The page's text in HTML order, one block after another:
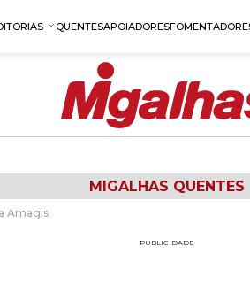
QUENTESAPOIADORES
MIGALHAS QUENTES
Amagis
PUBLICIDADE